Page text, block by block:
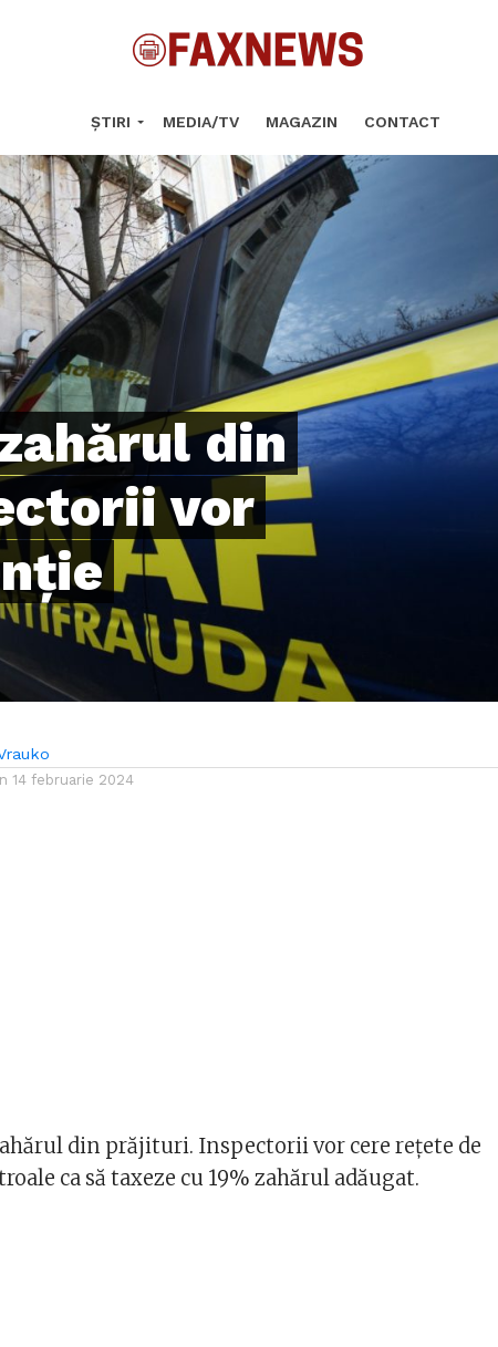
ȘTIRI MEDIA/TV MAGAZIN CONTACT
din
vor
14 februarie 2024
din prăjituri. Inspectorii vor cere rețete de
ca să taxeze cu 19% zahărul adăugat.